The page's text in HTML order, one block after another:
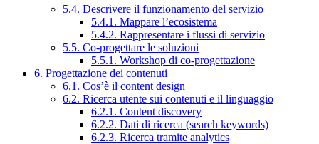
5.4. Descrivere il funzionamento del servizio
5.4.1. Mappare l’ecosistema
5.4.2. Rappresentare i flussi di servizio
5.5. Co-progettare le soluzioni
5.5.1. Workshop di co-progettazione
6. Progettazione dei contenuti
6.1. Cos’è il content design
6.2. Ricerca utente sui contenuti e il linguaggio
6.2.1. Content discovery
6.2.2. Dati di ricerca (search keywords)
6.2.3. Ricerca tramite analytics